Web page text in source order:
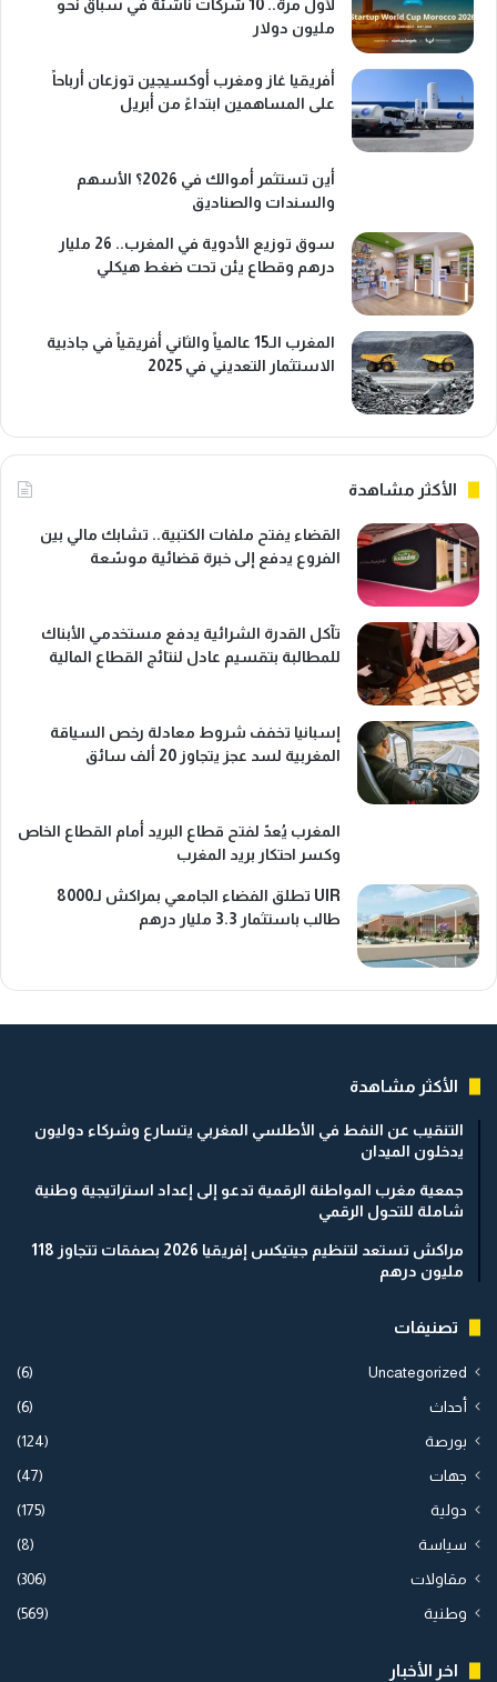
لأول مرة.. 10 شركات ناشئة في سباق نحو
مليون دولار
أفريقيا غاز ومغرب أوكسيجين توزعان أرباحاً
على المساهمين ابتداءً من أبريل
أين تستثمر أموالك في 2026؟ الأسهم
والسندات والصناديق
سوق توزيع الأدوية في المغرب.. 26 مليار
درهم وقطاع يئن تحت ضغط هيكلي
المغرب الـ15 عالمياً والثاني أفريقياً في جاذبية
الاستثمار التعديني في 2025
الأكثر مشاهدة
القضاء يفتح ملفات الكتبية.. تشابك مالي بين
الفروع يدفع إلى خبرة قضائية موسّعة
تآكل القدرة الشرائية يدفع مستخدمي الأبناك
للمطالبة بتقسيم عادل لنتائج القطاع المالية
إسبانيا تخفف شروط معادلة رخص السياقة
المغربية لسد عجز يتجاوز 20 ألف سائق
المغرب يُعدّ لفتح قطاع البريد أمام القطاع الخاص
وكسر احتكار بريد المغرب
UIR تطلق الفضاء الجامعي بمراكش لـ8000
طالب باستثمار 3.3 مليار درهم
الأكثر مشاهدة
التنقيب عن النفط في الأطلسي المغربي يتسارع وشركاء دوليون
يدخلون الميدان
جمعية مغرب المواطنة الرقمية تدعو إلى إعداد استراتيجية وطنية
شاملة للتحول الرقمي
مراكش تستعد لتنظيم جيتيكس إفريقيا 2026 بصفقات تتجاوز 118
مليون درهم
تصنيفات
Uncategorized
(6)
أحداث (6)
بورصة (124)
جهات (47)
دولية (175)
سياسة (8)
مقاولات (306)
وطنية (569)
اخر الأخبار